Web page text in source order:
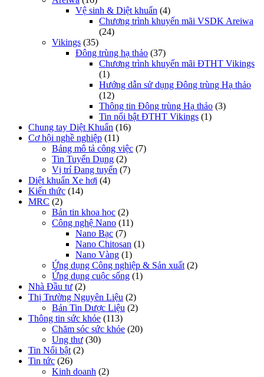
Vệ sinh & Diệt khuẩn (4)
Chương trình khuyến mãi VSDK Areiwa
(24)
Vikings (35)
Đông trùng hạ thảo (37)
Chương trình khuyến mãi ĐTHT Vikings
(1)
Hướng dẫn sử dụng Đông trùng Hạ thảo
(12)
Thông tin Đông trùng Hạ thảo (3)
Tin nổi bật ĐTHT Vikings (1)
Chung tay Diệt Khuẩn (16)
Cơ hội nghề nghiệp (11)
Bảng mô tả công việc (7)
Tin Tuyển Dụng (2)
Vị trí Đang tuyển (7)
Diệt khuẩn Xe hơi (4)
Kiến thức (14)
MRC (2)
Bản tin khoa học (2)
Công nghệ Nano (11)
Nano Bạc (7)
Nano Chitosan (1)
Nano Vàng (1)
Ứng dụng Công nghiệp & Sản xuất (2)
Ứng dụng cuộc sống (1)
Nhà Đầu tư (2)
Thị Trường Nguyên Liệu (2)
Bản Tin Dược Liệu (2)
Thông tin sức khỏe (113)
Chăm sóc sức khỏe (20)
Ung thư (30)
Tin Nổi bật (2)
Tin tức (26)
Kinh doanh (2)